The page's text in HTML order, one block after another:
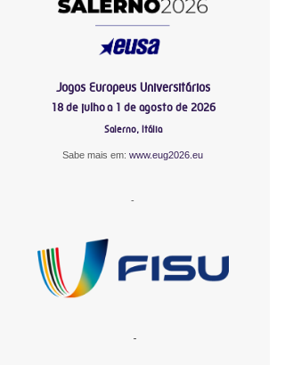
Jogos Europeus Universitários
18 de julho a 1 de agosto de 2026
Salerno, Itália
Sabe mais em:www.eug2026.eu
-
-